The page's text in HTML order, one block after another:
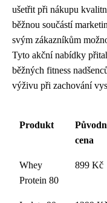
ušetřit při nákupu
běžnou součástí
svým zákazníkům
Tyto akční nabídky
běžných fitness
výživu při zachování
Produkt
cena
Whey
Protein 80
899 Kč